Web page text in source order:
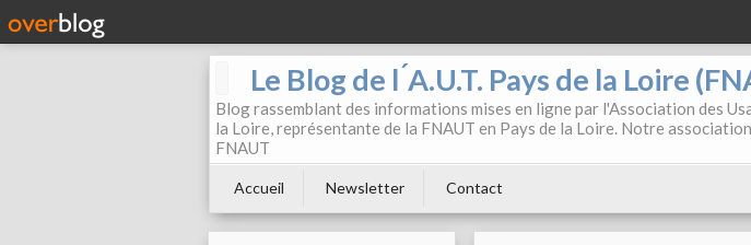
Le Blog de l ́A.U.T. Pays de la Loire
Blog rassemblant des informations mises en ligne par l'Association des
la Loire, représentante de la FNAUT en Pays de la Loire. Notre
FNAUT
Accueil Newsletter Contact